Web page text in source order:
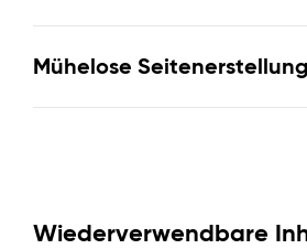
Mühelose Seitenerstellung
Wiederverwendbare